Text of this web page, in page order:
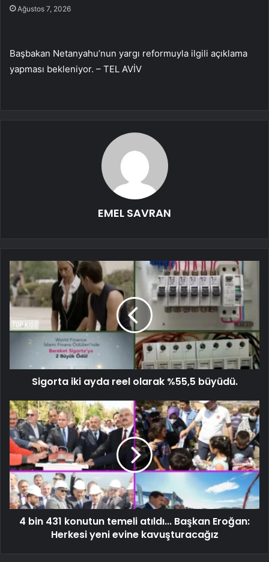
Ağustos 7, 2026
Başbakan Netanyahu’nun yargı reformuyla ilgili açıklama
yapması bekleniyor. – TEL AVİV
EMEL SAVRAN
Sigorta iki ayda reel olarak %55,5 büyüdü.
4 bin 431 konutun temeli atıldı... Başkan Eroğan:
Herkesi yeni evine kavuşturacağız